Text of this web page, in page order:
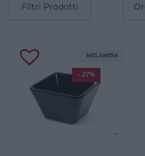
Filtri Prodotti
- 27%
MELAMINA